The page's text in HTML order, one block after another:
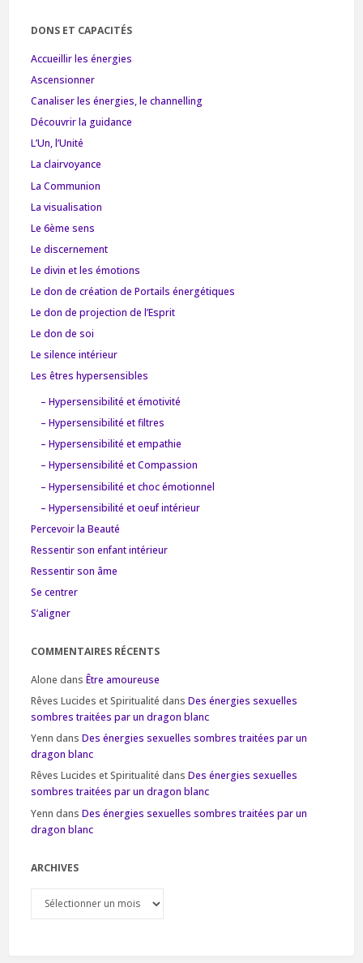
DONS ET CAPACITÉS
Accueillir les énergies
Ascensionner
Canaliser les énergies, le channelling
Découvrir la guidance
L’Un, l’Unité
La clairvoyance
La Communion
La visualisation
Le 6ème sens
Le discernement
Le divin et les émotions
Le don de création de Portails énergétiques
Le don de projection de l’Esprit
Le don de soi
Le silence intérieur
Les êtres hypersensibles
– Hypersensibilité et émotivité
– Hypersensibilité et filtres
– Hypersensibilité et empathie
– Hypersensibilité et Compassion
– Hypersensibilité et choc émotionnel
– Hypersensibilité et oeuf intérieur
Percevoir la Beauté
Ressentir son enfant intérieur
Ressentir son âme
Se centrer
S’aligner
COMMENTAIRES RÉCENTS
Alone dans Être amoureuse
Rêves Lucides et Spiritualité dans Des énergies sexuelles
sombres traitées par un dragon blanc
Yenn dans Des énergies sexuelles sombres traitées par un
dragon blanc
Rêves Lucides et Spiritualité dans Des énergies sexuelles
sombres traitées par un dragon blanc
Yenn dans Des énergies sexuelles sombres traitées par un
dragon blanc
ARCHIVES